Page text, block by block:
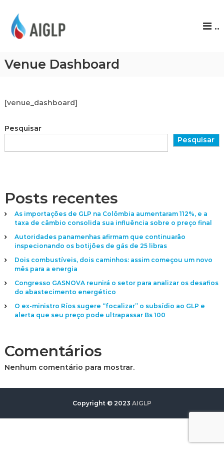
P
..
Venue Dashboard
[venue_dashboard]
Pesquisar
Pesquisar
Posts recentes
As importações de GLP na Colômbia aumentaram 112%, e a
taxa de câmbio consolida sua influência sobre o preço final
Autoridades panamenhas afirmam que continuarão
inspecionando os botijões de gás de 25 libras
Dois combustíveis, dois caminhos: assim começou um novo
mês para a energia
Congresso GASNOVA reunirá o setor para analizar os desafios
do abastecimento energético
O ex-ministro Ríos sugere “focalizar” o subsídio ao GLP e
alerta que seu preço pode ultrapassar Bs 100
Comentários
Nenhum comentário para mostrar.
Copyright © 2023 AIGLP